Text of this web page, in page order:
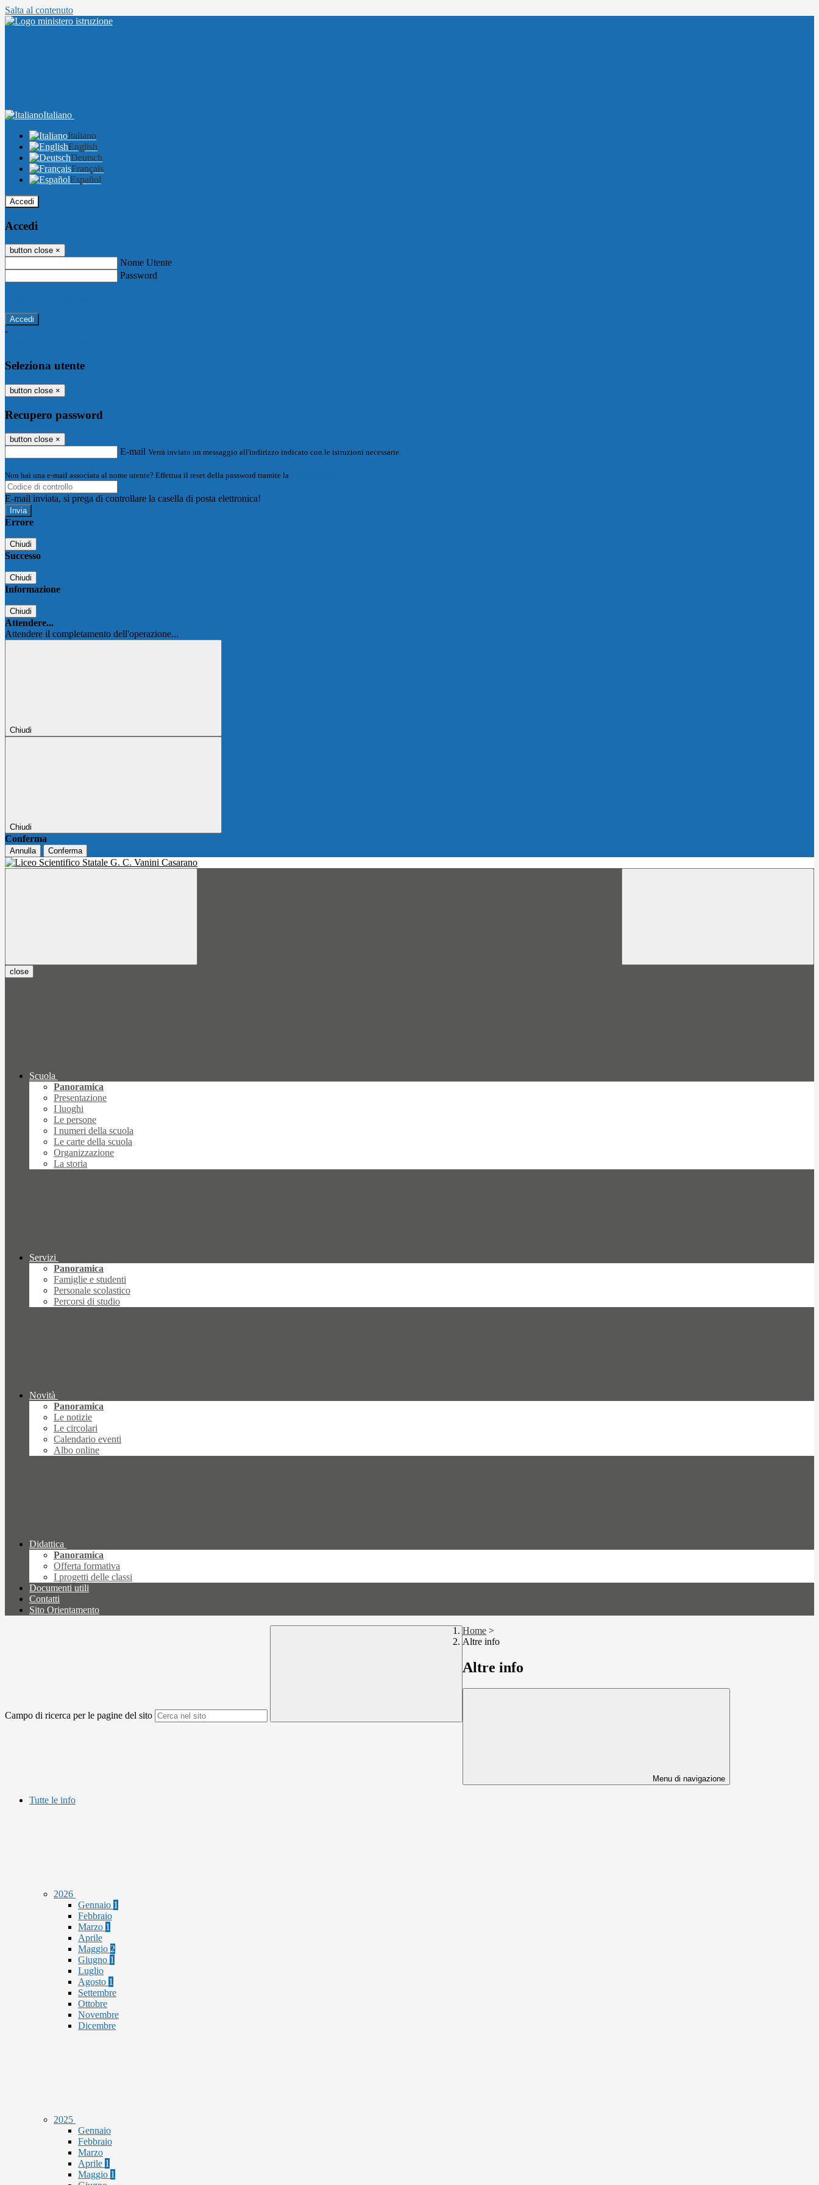
Salta al contenuto
Italiano
Italiano
English
Deutsch
Français
Español
Accedi
Accedi
button close ×
Nome Utente
Password
-
Seleziona utente
button close ×
Recupero password
button close ×
E-mail Verrà inviato un messaggio all'indirizzo indicato con le istruzioni necessarie.
Non hai una e-mail associata al nome utente? Effettua il reset della password tramite la
E-mail inviata, si prega di controllare la casella di posta elettronica!
Errore
Chiudi
Successo
Chiudi
Informazione
Chiudi
Attendere...
Attendere il completamento dell'operazione...
Chiudi
Chiudi
Conferma
Annulla Conferma
close
Scuola
Panoramica
Presentazione
I luoghi
Le persone
I numeri della scuola
Le carte della scuola
Organizzazione
La storia
Servizi
Panoramica
Famiglie e studenti
Personale scolastico
Percorsi di studio
Novità
Panoramica
Le notizie
Le circolari
Calendario eventi
Albo online
Didattica
Panoramica
Offerta formativa
I progetti delle classi
Documenti utili
Contatti
Sito Orientamento
Campo di ricerca per le pagine del sito
Home >
Altre info
Altre info
Menu di navigazione
Tutte le info
2026
Gennaio 1
Febbraio
Marzo 1
Aprile
Maggio 2
Giugno 1
Luglio
Agosto 1
Settembre
Ottobre
Novembre
Dicembre
2025
Gennaio
Febbraio
Marzo
Aprile 1
Maggio 1